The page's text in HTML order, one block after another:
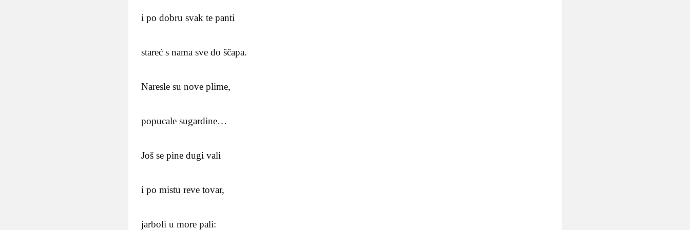
i po dobru svak te panti
stareć s nama sve do ščapa.
Naresle su nove plime,
popucale sugardine…
Još se pine dugi vali
i po mistu reve tovar,
jarboli u more pali: